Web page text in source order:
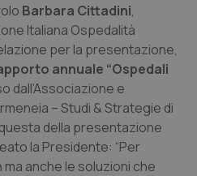
di Bolzano
di Trento
Rettocolite Ulcerosa
Barbara Cittadini,
Italiana Ospedalità
per la presentazione,
annuale “Ospedali
dall’Associazione e
– Studi & Strategie di
della presentazione
la Presidente: “Per
anche le soluzioni che